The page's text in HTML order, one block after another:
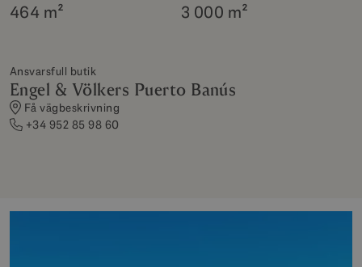
464 m² 3 000 m²
Ansvarsfull butik
Engel & Völkers Puerto Banús
Få vägbeskrivning
+34 952 85 98 60